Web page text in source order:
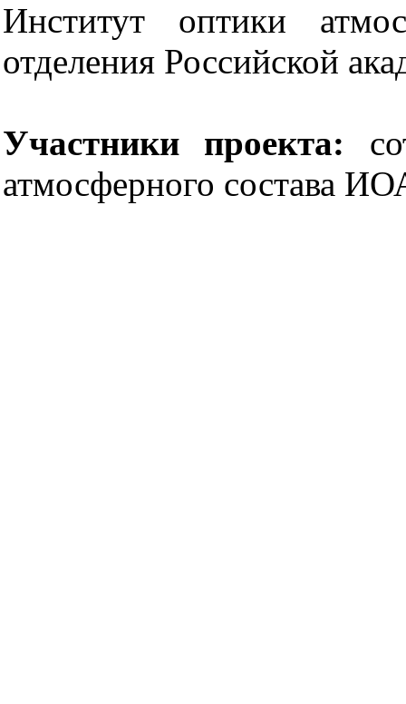
Институт оптики
отделения Российской
Участники проекта:
атмосферного состава